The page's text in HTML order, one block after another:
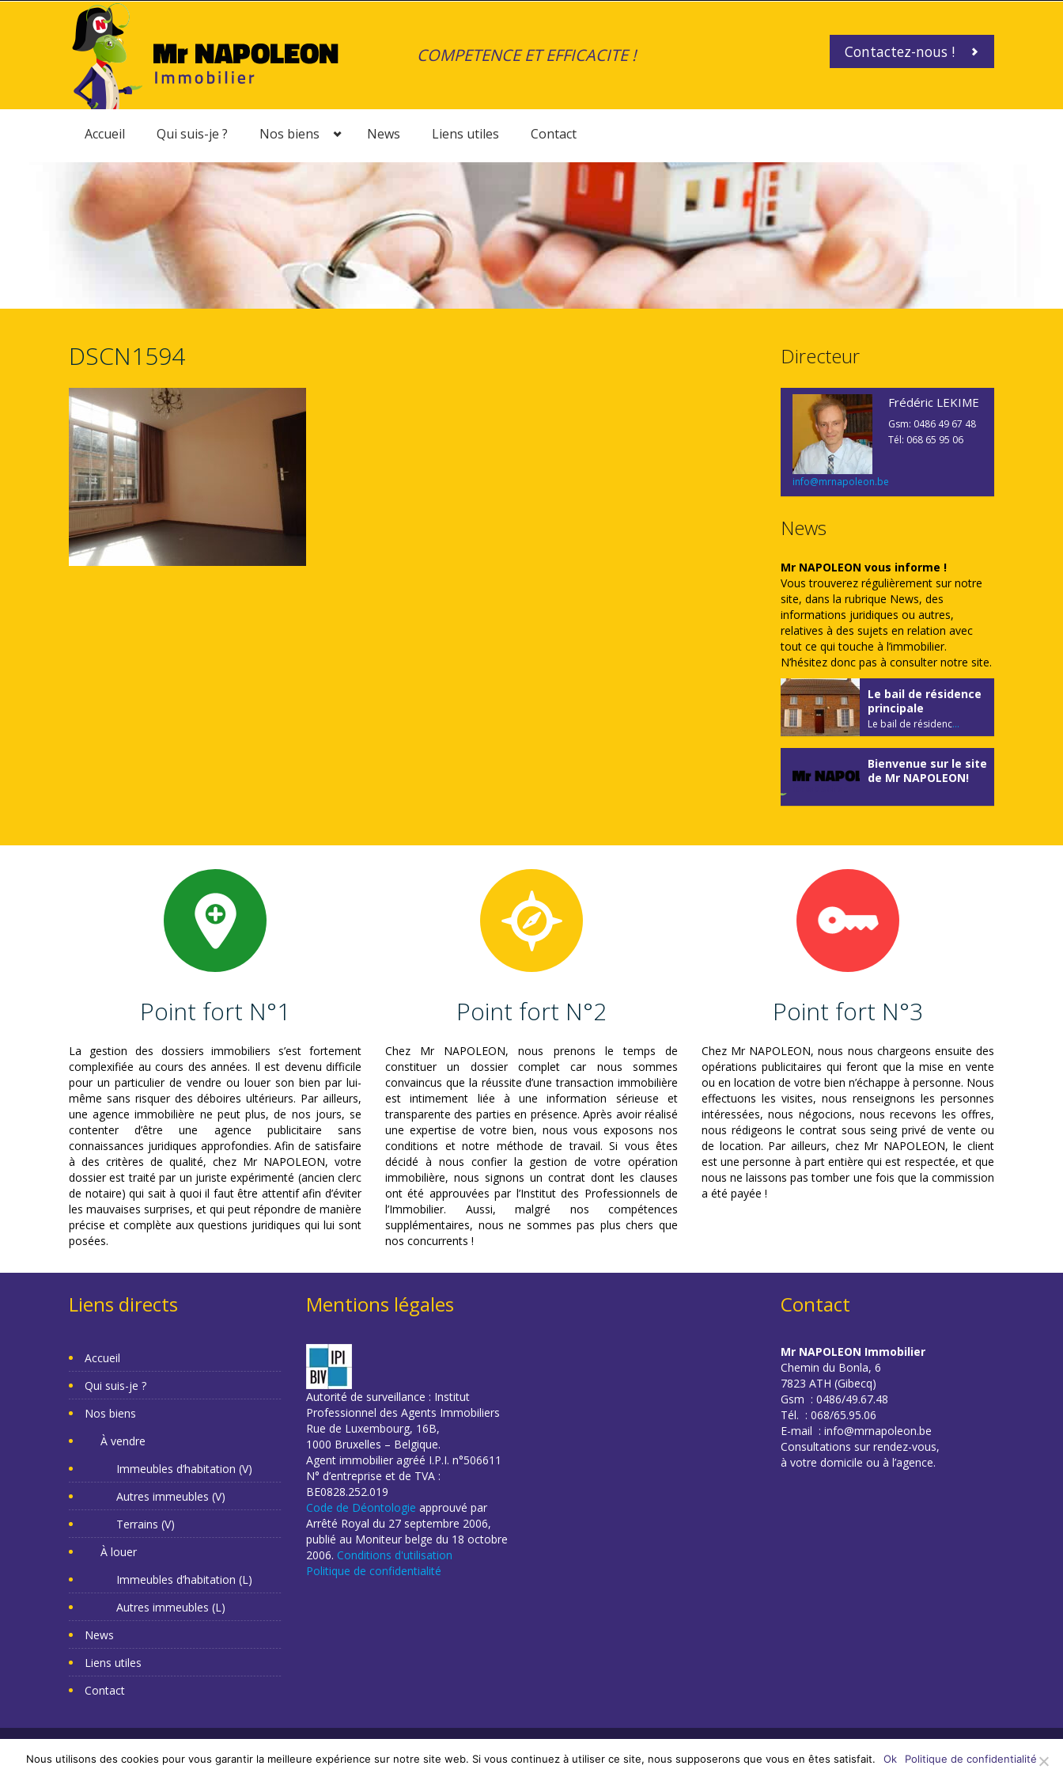
COMPETENCE ET EFFICACITE ! Contactez-nous !
Accueil Qui suis-je ? Nos biens News Liens utiles Contact
DSCN1594 Directeur
Frédéric LEKIME
Gsm: 0486 49 67 48
Tél: 068 65 95 06
info@mrnapoleon.be
News
Mr NAPOLEON vous informe !
Vous trouverez régulièrement sur notre
site, dans la rubrique News, des
informations juridiques ou autres,
relatives à des sujets en relation avec
tout ce qui touche à l’immobilier.
N’hésitez donc pas à consulter notre site.
Le bail de résidence
principale
Le bail de résidenc...
Bienvenue sur le site
de Mr NAPOLEON!
Point fort N°1
La gestion des dossiers immobiliers s’est fortement
complexifiée au cours des années. Il est devenu difficile
pour un particulier de vendre ou louer son bien par lui-
même sans risquer des déboires ultérieurs. Par ailleurs,
une agence immobilière ne peut plus, de nos jours, se
contenter d’être une agence publicitaire sans
connaissances juridiques approfondies. Afin de satisfaire
à des critères de qualité, chez Mr NAPOLEON, votre
dossier est traité par un juriste expérimenté (ancien clerc
de notaire) qui sait à quoi il faut être attentif afin d’éviter
les mauvaises surprises, et qui peut répondre de manière
précise et complète aux questions juridiques qui lui sont
posées.
Point fort N°2
Chez Mr NAPOLEON, nous prenons le temps de
constituer un dossier complet car nous sommes
convaincus que la réussite d’une transaction immobilière
est intimement liée à une information sérieuse et
transparente des parties en présence. Après avoir réalisé
une expertise de votre bien, nous vous exposons nos
conditions et notre méthode de travail. Si vous êtes
décidé à nous confier la gestion de votre opération
immobilière, nous signons un contrat dont les clauses
ont été approuvées par l’Institut des Professionnels de
l’Immobilier. Aussi, malgré nos compétences
supplémentaires, nous ne sommes pas plus chers que
nos concurrents !
Point fort N°3
Chez Mr NAPOLEON, nous nous chargeons ensuite des
opérations publicitaires qui feront que la mise en vente
ou en location de votre bien n’échappe à personne. Nous
effectuons les visites, nous renseignons les personnes
intéressées, nous négocions, nous recevons les offres,
nous rédigeons le contrat sous seing privé de vente ou
de location. Par ailleurs, chez Mr NAPOLEON, le client
est une personne à part entière qui est respectée, et que
nous ne laissons pas tomber une fois que la commission
a été payée !
Liens directs
Accueil
Qui suis-je ?
Nos biens
À vendre
Immeubles d’habitation (V)
Autres immeubles (V)
Terrains (V)
À louer
Immeubles d’habitation (L)
Autres immeubles (L)
News
Liens utiles
Contact
Mentions légales
Autorité de surveillance : Institut
Professionnel des Agents Immobiliers
Rue de Luxembourg, 16B,
1000 Bruxelles – Belgique.
Agent immobilier agréé I.P.I. n°506611
N° d’entreprise et de TVA :
BE0828.252.019
Code de Déontologie approuvé par
Arrêté Royal du 27 septembre 2006,
publié au Moniteur belge du 18 octobre
2006. Conditions d'utilisation
Politique de confidentialité
Contact
Mr NAPOLEON Immobilier
Chemin du Bonla, 6
7823 ATH (Gibecq)
Gsm : 0486/49.67.48
Tél. : 068/65.95.06
E-mail : info@mrnapoleon.be
Consultations sur rendez-vous,
à votre domicile ou à l’agence.
Copyright Mr Napoléon 2014. Tous droits réservés. -Création de sites Internet | ProduWeb
Nous utilisons des cookies pour vous garantir la meilleure expérience sur notre site web. Si vous continuez à utiliser ce site, nous supposerons que vous en êtes satisfait. Ok Politique de confidentialité